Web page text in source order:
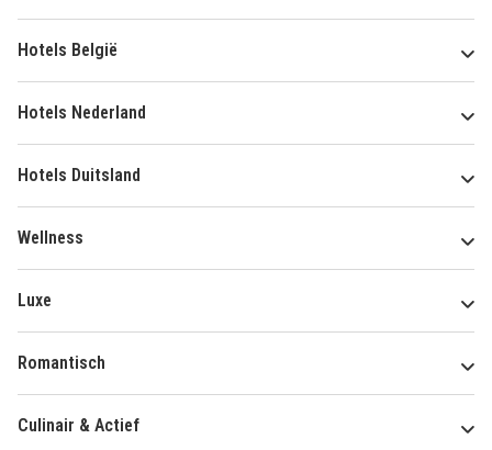
Hotels België
Hotels Nederland
Hotels Duitsland
Wellness
Luxe
Romantisch
Culinair & Actief